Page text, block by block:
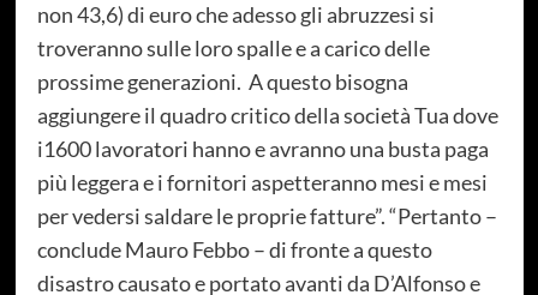
non 43,6) di euro che adesso gli abruzzesi si
troveranno sulle loro spalle e a carico delle
prossime generazioni. A questo bisogna
aggiungere il quadro critico della società Tua dove
i1600 lavoratori hanno e avranno una busta paga
più leggera e i fornitori aspetteranno mesi e mesi
per vedersi saldare le proprie fatture”. “Pertanto –
conclude Mauro Febbo – di fronte a questo
disastro causato e portato avanti da D’Alfonso e